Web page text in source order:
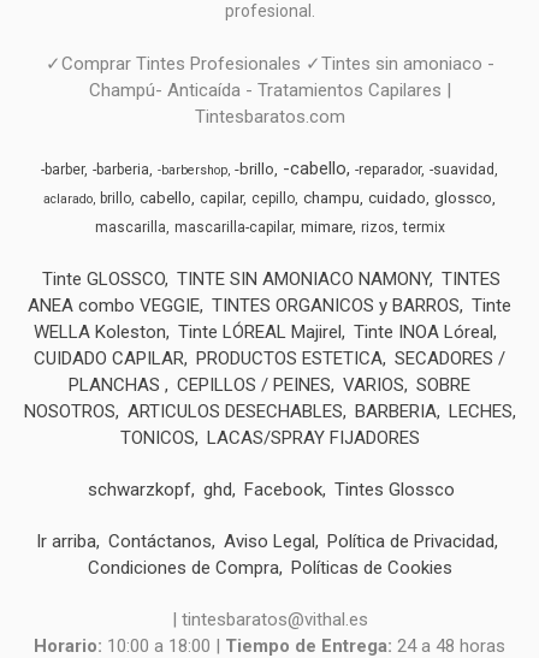
profesional.
✓Comprar Tintes Profesionales ✓Tintes sin amoniaco -
Champú- Anticaída - Tratamientos Capilares |
Tintesbaratos.com
-barber -barberia -barbershop -brillo -cabello -reparador -suavidad
aclarado brillo cabello capilar cepillo champu cuidado glossco
mascarilla mascarilla-capilar mimare rizos termix
Tinte GLOSSCO TINTE SIN AMONIACO NAMONY TINTES
ANEA combo VEGGIE TINTES ORGANICOS y BARROS
Tinte
WELLA Koleston
Tinte LÓREAL Majirel
Tinte INOA Lóreal
CUIDADO CAPILAR
PRODUCTOS ESTETICA SECADORES /
PLANCHAS
CEPILLOS / PEINES VARIOS
SOBRE
NOSOTROS
ARTICULOS DESECHABLES BARBERIA
LECHES,
TONICOS
LACAS/SPRAY FIJADORES
schwarzkopf ghd Facebook Tintes Glossco
Ir arriba Contáctanos Aviso Legal
Política de Privacidad
Condiciones de Compra
Políticas de Cookies
| tintesbaratos@vithal.es
Horario: 10:00 a 18:00 | Tiempo de Entrega: 24 a 48 horas